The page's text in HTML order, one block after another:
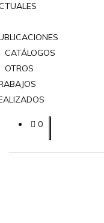
CATÁLOGOS
OTROS
0